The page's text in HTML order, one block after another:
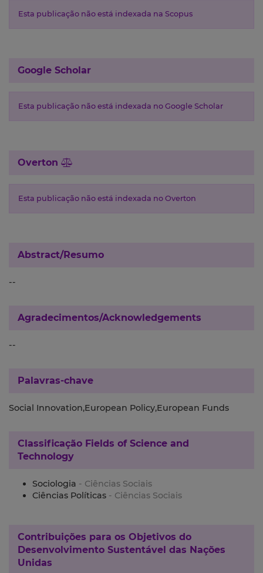
Esta publicação não está indexada na Scopus
Google Scholar
Esta publicação não está indexada no Google Scholar
Overton
Esta publicação não está indexada no Overton
Abstract/Resumo
--
Agradecimentos/Acknowledgements
--
Palavras-chave
Social Innovation,European Policy,European Funds
Classificação Fields of Science and
Technology
Sociologia - Ciências Sociais
Ciências Políticas - Ciências Sociais
Contribuições para os Objetivos do
Desenvolvimento Sustentável das Nações
Unidas